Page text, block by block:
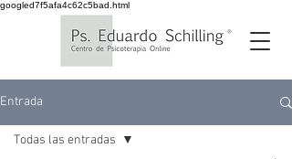
googled7f5afa4c62c5bad.html
Entrada
Todas las entradas